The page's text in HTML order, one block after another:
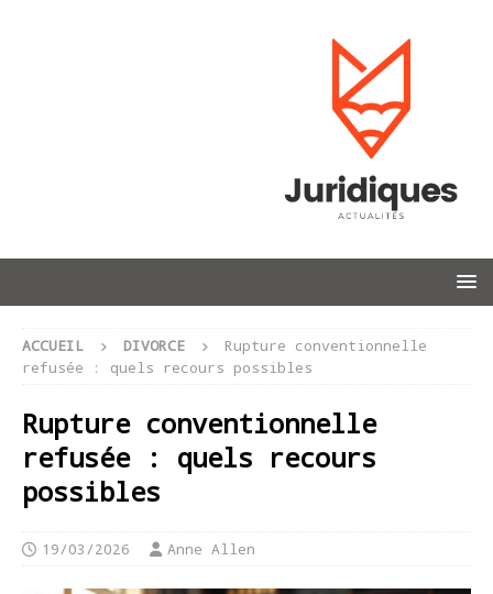
ACCUEIL DIVORCE
Rupture conventionnelle
refusée : quels recours possibles
Rupture conventionnelle
refusée : quels recours
possibles
19/03/2026 Anne Allen